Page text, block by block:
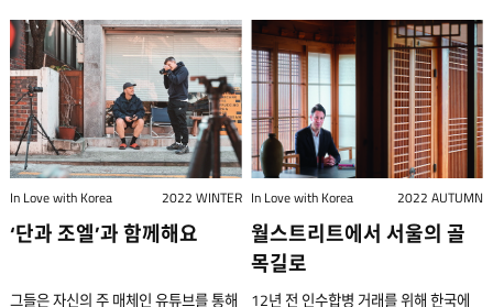
대해 “세월의 흐름에 잊힐 뻔했다가
구해낸 작품들”이라고 설명했다. 매장도
관리하고, 벼룩시장에서 레코드를 찾고,
매주 사무실에 입고되는 수천 장의
레코드도 분류하느라 바쁘게 보내지만,
여유가 있을 때는 그의 오랜 취미인
디제잉을 즐기기도 한다. 음악은
언제부터 좋아하게 되었나? 어렸을 때
어머니가 LP판과 CD를 가지고 계셔서
했다. 소울을 특히 좋아하셨고, 디페쉬
2018년이었다. 사실 그전까지 그는
한국에 대해 아는 것이 별로 없었다.
그런 그가 한국에 관심을 품게 된 건
한정판 운동화를 사러 도쿄의 한 매장에
들렀을 때였다. 어느 젊은 남성과 같은
신발을 동시에 집으면서 눈이
마주쳤는데, 머리부터 신발까지
일본인들과는 사뭇 다른 모습을 하고
있었다. 그 남성이 누구인지는 얼마 뒤
TV를 보다 알게 됐다. K-팝스타
지드래곤(G-Dragon 보이그룹 ‘빅뱅’의
리더이자 싱어송라이터)이 바로 그였다.
정부에서는청소년들에게 진로 결정을
위한 교류 프로그램을 장려했는데, 그는
여느 친구들처럼 전기기사나 정비사가
되는 것보다 요리사가 되는 것이 멋있을
것이라고 생각했다. 그의 첫 직장은
강가에 있는 도시 프랭클린의 고급
카페였고, 그곳에서 햄버거를 굽는
일을했다. 그 후 그는 스테이크
하우스에서 일했다. 주로 ‘중간에
블루치즈가 들어간 스테이크’ 같은
단계 업그레이드된 일이라고 말했다. 그
년이 지난 후 그는 자신이 직장 생활에
완전히 적응할 준비가 되어 있지 않다는
것을 깨달았다. 그는 일을 그만두고
아시아로 돌아왔다. 한국에서 몇 주를
보낸 후 6개월 동안 중국, 대만, 미얀마,
베트남, 태국, 필리핀을 돌아보는
배낭여행을 했다. 하지만 그의 여행은
거기서 끝나지 않았다. “아시아를
돌아보는 여행이 대체로 꽤 심심했어요.
늘 혼자 다녔죠. ‘이게 무슨 삶인가?’라고
자문했어요. 여전히 어딘가를 가고
싶었는데 한국이 가장 익숙했어요.
남편은 한국의 유명 인사들을 위한 옷을
디자인하는 패턴 도안가이다. 이들의
삶은 메건 씨의 유튜브 채널을 통해
공유된다. 수십만 명 구독자들은 그들의
일상을 통해 한국 문화와 사회의 일면을
엿볼 수 있다. 한국에서 지내는 동안
그녀는 미국 문화의 장점을 잃지
않으면서 한국 문화의 장점을
문화적으로 자신이 “미국과 한국 그
유튜브 메건 씨는 한국어 소리에 반해
수시로 울어댄다. 하지만 전혀 시끄럽지
않다. 자연 속의 소리는 소음보다는
음악에 가깝다. 숲과 같은 포도밭 귀마저
즐거운 ‘작은 알자스’는 수안보온천
(水安堡溫泉)으로 유명한 충북 충주시
(忠州市) 수안보(水安堡)면에 있다.
뒤론 산이 있고 앞은 탁 트여 있어,
평온하고 아늑한 느낌을 준다. 도미니크
프랑스 알자스와 비슷한 데가 많다.
알자스(Alsace)는 도미니크 씨의
고향이다. 프랑스 최북단에 자리한 와인
자신의 이름을 내세울 수 있게 된 그녀는
노력으로 가득 채운 시간이 어떻게
기적을 만들어내는지 생생하게
보여준다. 캄보디아를 떠나와 한국
남성과 결혼해 한국에 정착한 스롱
피아비 씨는 남편의 권유로 당구를
시작해 한국뿐만 아니라 세계에서
되었다. 그녀는 당구를 시작하기
이전에는 상상할 수도 없던 삶이
획득하고 상을 받았으며, 작은 사업체를
운영하는 등 예상치 못한 길을 걸어왔다.
마리 부스는 벨기에의 조용한 도시
이르프에서 태어나고 자랐다. 그녀가
한국에 처음 방문한 건 2014년 석사
과정의 일환으로 중국에서 여름 코스를
마친 다음이었다. 그리고 몇 년 뒤
한국에서 생활 중이다. 2016년 마리
부스가 한국에서 살기 위해 왔을 때,
그녀는 블로그를 시작했다. 벨기에에
In Love with Korea 2022 WINTER
‘단과 조엘’과 함께해요
그들은 자신의 주 매체인 유튜브를 통해
In Love with Korea 2022 AUTUMN
월스트리트에서 서울의 골
목길로
12년 전 인수합병 거래를 위해 한국에